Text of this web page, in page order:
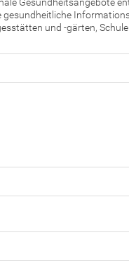
und -gärten,